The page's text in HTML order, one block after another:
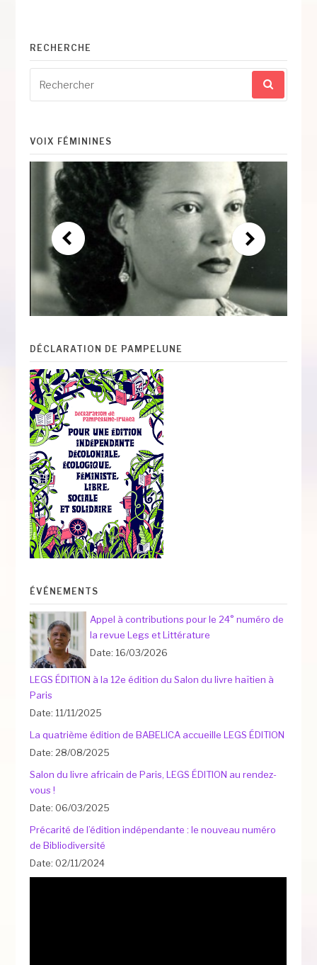
RECHERCHE
pour
:
VOIX FÉMININES
DÉCLARATION DE PAMPELUNE
ÉVÉNEMENTS
Appel à contributions pour le 24° numéro de
la revue Legs et Littérature
Date: 16/03/2026
LEGS ÉDITION à la 12e édition du Salon du livre haïtien à
Paris
Date: 11/11/2025
La quatrième édition de BABELICA accueille LEGS ÉDITION
Date: 28/08/2025
Salon du livre africain de Paris, LEGS ÉDITION au rendez-
vous !
Date: 06/03/2025
Précarité de l’édition indépendante : le nouveau numéro
de Bibliodiversité
Date: 02/11/2024